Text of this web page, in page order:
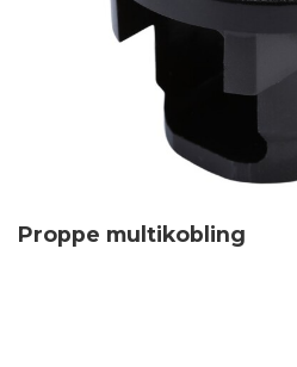
Proppe multikobling